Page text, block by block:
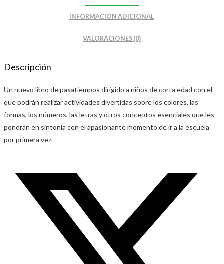
INFORMACIÓN ADICIONAL
VALORACIONES (0)
Descripción
Un nuevo libro de pasatiempos dirigido a niños de corta edad con el
que podrán realizar actividades divertidas sobre los colores, las
formas, los números, las letras y otros conceptos esenciales que les
pondrán en sintonía con el apasionante momento de ir a la escuela
por primera vez.